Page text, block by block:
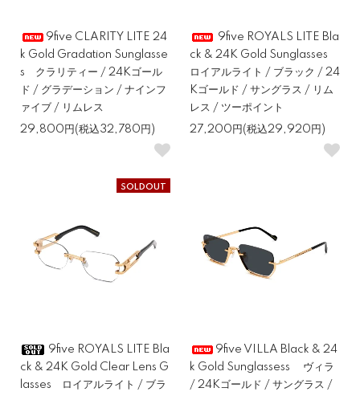
9five CLARITY LITE 24
k Gold Gradation Sunglasse
s クラリティー / 24Kゴール
ド / グラデーション / ナインフ
ァイブ / リムレス
29,800円(税込32,780円)
9five ROYALS LITE Bla
ck & 24K Gold Sunglasses
ロイアルライト / ブラック / 24
Kゴールド / サングラス / リム
レス / ツーポイント
27,200円(税込29,920円)
SOLDOUT
9five ROYALS LITE Bla
ck & 24K Gold Clear Lens G
lasses ロイアルライト / ブラ
9five VILLA Black & 24
k Gold Sunglassess ヴィラ
/ 24Kゴールド / サングラス /